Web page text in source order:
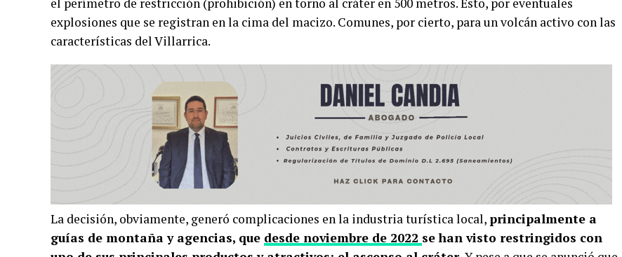
el perímetro de restricción (prohibición) en torno al cráter en 500 metros. Esto, por eventuales
explosiones que se registran en la cima del macizo. Comunes, por cierto, para un volcán activo con las
características del Villarrica.
La decisión, obviamente, generó complicaciones en la industria turística local, principalmente a
guías de montaña y agencias, que desde noviembre de 2022 se han visto restringidos con